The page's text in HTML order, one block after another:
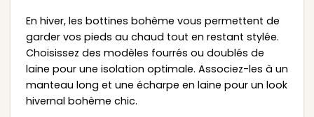
En hiver, les bottines bohème vous permettent de
garder vos pieds au chaud tout en restant stylée.
Choisissez des modèles fourrés ou doublés de
laine pour une isolation optimale. Associez-les à un
manteau long et une écharpe en laine pour un look
hivernal bohème chic.